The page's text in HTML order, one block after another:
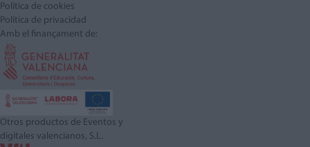
Política de cookies
Política de privacidad
Amb el finançament de:
Otros productos de Eventos y
digitales valencianos, S.L.